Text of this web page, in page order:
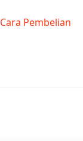
Cara Pembelian